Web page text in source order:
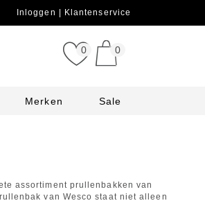
Inloggen Klantenservice
0 0
Merken Sale
assortiment prullenbakken van
van Wesco staat niet alleen